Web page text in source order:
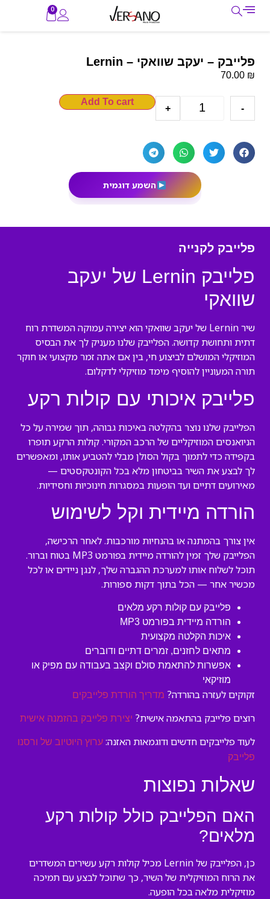
0
פלייבק – יעקב שוואקי – Lernin
70.00 ₪
-
+
Add To cart
השמע דוגמית
פלייבק לקנייה
פלייבק Lernin של יעקב
שוואקי
שיר Lernin של יעקב שוואקי הוא יצירה עמוקה המשדרת רוח
דתית ותחושת קדושה. הפלייבק שלנו מעניק לך את הבסיס
המוזיקלי המושלם לביצוע חי, בין אם אתה זמר מקצועי או חוקר
תורה המעוניין להוסיף מימד מוזיקלי לדקלום.
פלייבק איכותי עם קולות רקע
הפלייבק שלנו נוצר בהקלטה באיכות גבוהה, תוך שמירה על כל
הניואנסים המוזיקליים של הרכב המקורי. קולות הרקע תופרו
בקפידה כדי לתמוך בקול הסולן מבלי להטביע אותו, ומאפשרים
לך לבצע את השיר בביטחון מלא בכל הקונטקסטים —
מאירועים דתיים ועד הופעות במסגרות חינוכיות וחסידיות.
הורדה מיידית וקל לשימוש
אין צורך בהמתנה או בהנחיות מורכבות. לאחר הרכישה,
הפלייבק שלך זמין להורדה מיידית בפורמט MP3 בטוח וברור.
תוכל לשלוח אותו למערכת ההגברה שלך, לנגן ניידים או לכל
מכשיר אחר — הכל בתוך דקות ספורות.
פלייבק עם קולות רקע מלאים
הורדה מיידית בפורמט MP3
איכות הקלטה מקצועית
מתאים לחזנים, זמרים דתיים ודוברים
אפשרות להתאמת סולם וקצב בעבודה עם מפיק או
מוזיקאי
זקוקים לעזרה בהורדה? מדריך הורדת פלייבקים
רוצים פלייבק בהתאמה אישית? יצירת פלייבק בהזמנה אישית
לעוד פלייבקים חדשים ודוגמאות האזנה: ערוץ היוטיוב של ורסנו
פלייבק
שאלות נפוצות
האם הפלייבק כולל קולות רקע
מלאים?
כן, הפלייבק של Lernin מכיל קולות רקע עשירים המשדרים
את הרוח המוזיקלית של השיר, כך שתוכל לבצע עם תמיכה
מוזיקלית מלאה בכל הופעה.